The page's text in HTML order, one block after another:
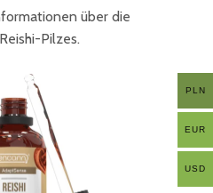
über die
Pilzes.
PLN
EUR
USD